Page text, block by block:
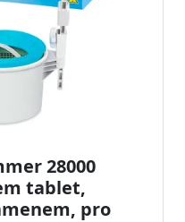
28000
tablet,
pro